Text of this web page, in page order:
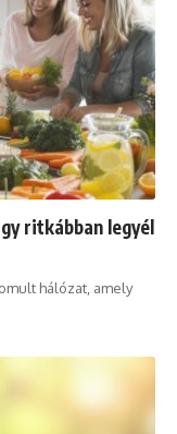
ritkábban legyél
hálózat, amely